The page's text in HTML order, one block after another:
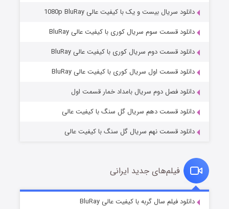
وستی ها
قسمت۱ (زیرنویس) منتشر شد
قسمت۶ (زیرنویس) منتشر شد
دانلود سریال بیست و یک با کیفیت عالی 1080p BluRay
دانلود قسمت سوم سریال کوری با کیفیت عالی BluRay
دانلود قسمت دوم سریال کوری با کیفیت عالی BluRay
دانلود قسمت اول سریال کوری با کیفیت عالی BluRay
دانلود فصل دوم سریال بامداد خمار قسمت اول
دانلود قسمت دهم سریال گل سنگ با کیفیت عالی
دانلود قسمت نهم سریال گل سنگ با کیفیت عالی
فیلم‌های جدید ایرانی
دانلود فیلم سال گربه با کیفیت عالی BluRay